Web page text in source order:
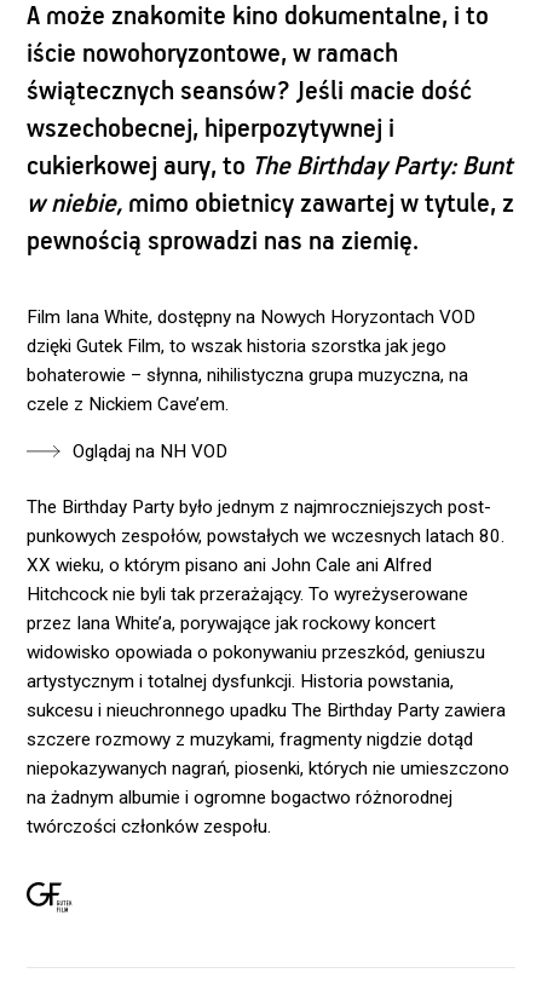
A może znakomite kino dokumentalne, i to
iście nowohoryzontowe, w ramach
świątecznych seansów? Jeśli macie dość
wszechobecnej, hiperpozytywnej i
cukierkowej aury, to The Birthday Party: Bunt
w niebie, mimo obietnicy zawartej w tytule, z
pewnością sprowadzi nas na ziemię.
Film Iana White, dostępny na Nowych Horyzontach VOD
dzięki Gutek Film, to wszak historia szorstka jak jego
bohaterowie – słynna, nihilistyczna grupa muzyczna, na
czele z Nickiem Cave’em.
Oglądaj na NH VOD
The Birthday Party było jednym z najmroczniejszych post-
punkowych zespołów, powstałych we wczesnych latach 80.
XX wieku, o którym pisano ani John Cale ani Alfred
Hitchcock nie byli tak przerażający. To wyreżyserowane
przez Iana White’a, porywające jak rockowy koncert
widowisko opowiada o pokonywaniu przeszkód, geniuszu
artystycznym i totalnej dysfunkcji. Historia powstania,
sukcesu i nieuchronnego upadku The Birthday Party zawiera
szczere rozmowy z muzykami, fragmenty nigdzie dotąd
niepokazywanych nagrań, piosenki, których nie umieszczono
na żadnym albumie i ogromne bogactwo różnorodnej
twórczości członków zespołu.